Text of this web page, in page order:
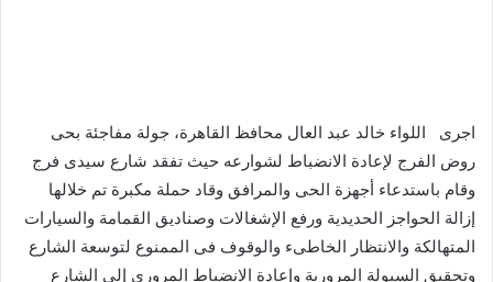
اجرى اللواء خالد عبد العال محافظ القاهرة، جولة مفاجئة بحى
روض الفرج لإعادة الانضباط لشوارعه حيث تفقد شارع سيدى فرج
وقام باستدعاء أجهزة الحى والمرافق وقاد حملة مكبرة تم خلالها
إزالة الحواجز الحديدية ورفع الإشغالات وصناديق القمامة والسيارات
المتهالكة والانتظار الخاطىء والوقوف فى الممنوع لتوسعة الشارع
وتحقيق السيولة المرورية وإعادة الانضباط المرورى إلى الشارع